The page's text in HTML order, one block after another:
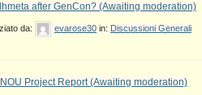
after GenCon? (Awaiting moderation)
da: evarose30 in: Discussioni Generali
Project Report (Awaiting moderation)